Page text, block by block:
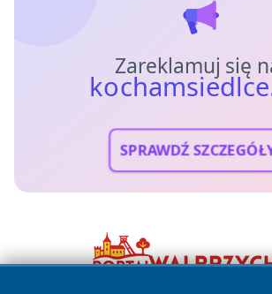
Zareklamuj się
SPRAWDŹ